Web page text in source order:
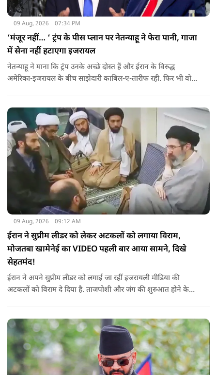
09 Aug, 2026 07:34 PM
‘मंजूर नहीं… ‘ ट्रंप के पीस प्लान पर नेतन्याहू ने फेरा पानी, गाजा
में सेना नहीं हटाएगा इजरायल
नेतन्याहू ने माना कि ट्रंप उनके अच्छे दोस्त हैं और ईरान के विरुद्ध
अमेरिका-इजरायल के बीच साझेदारी काबिल-ए-तारीफ रही. फिर भी वो
09 Aug, 2026 09:12 AM
ईरान ने सुप्रीम लीडर को लेकर अटकलों को लगाया विराम,
मोजतबा खामेनेई का VIDEO पहली बार आया सामने, दिखे
सेहतमंद!
ईरान ने अपने सुप्रीम लीडर को लगाई जा रहीं इजरायली मीडिया की
अटकलों को विराम दे दिया है. ताजपोशी और जंग की शुरुआत होने के